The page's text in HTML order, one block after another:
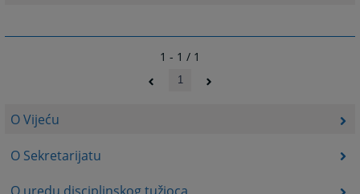
O Vijeću
O Sekretarijatu
1 - 1 / 1
1